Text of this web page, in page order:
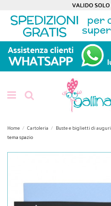
Home Cartoleria Buste e biglietti di auguri
tema spazio